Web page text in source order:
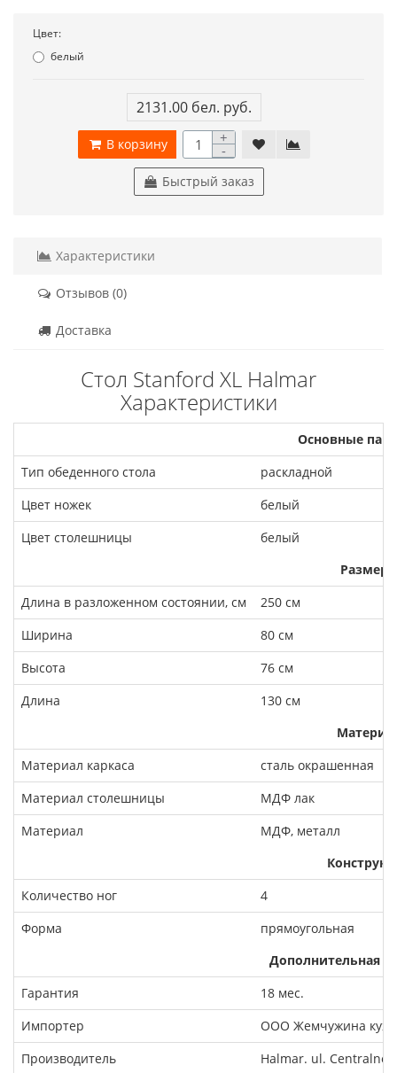
Цвет:
белый
2131.00 бел. руб.
В корзину +
-
Быстрый заказ
Характеристики
Отзывов (0)
Доставка
Стол Stanford XL Halmar
Характеристики
Основные
Тип обеденного стола
раскладной
Цвет ножек
белый
Цвет столешницы
белый
Длина в разложенном состоянии, см
250 см
Ширина
80 см
Высота
76 см
Длина
130 см
Материал каркаса
сталь окрашенная
Материал столешницы
МДФ лак
Материал
МДФ, металл
Количество ног
4
Форма
прямоугольная
Дополнительная
Гарантия
18 мес.
Импортер
ООО Жемчужина
Производитель
Halmar. ul.